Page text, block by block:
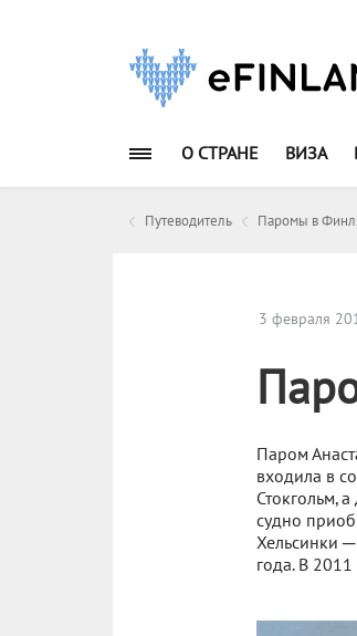
О СТРАНЕ ВИЗА
Путеводитель Паромы в
3 февраля
Паром
входила в
Стокгольм,
судно
Хельсинки
года. В